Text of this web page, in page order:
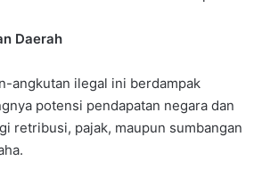
Daerah
angkutan ilegal ini berdampak
potensi pendapatan negara dan
retribusi, pajak, maupun sumbangan